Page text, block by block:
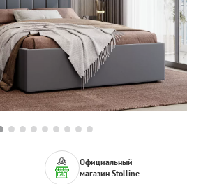
Официальный
магазин Stolline